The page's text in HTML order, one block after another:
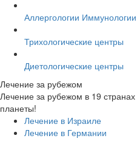
Аллергологии Иммунологии
Трихологические центры
Диетологические центры
Лечение за рубежом
Лечение за рубежом в 19
планеты!
Лечение в Израиле
Лечение в Германии